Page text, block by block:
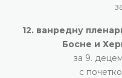
12. ванредну
Босне и
за 9.
с